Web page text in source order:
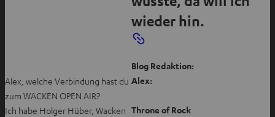
wieder hin.
Blog Redaktion:
Alex, welche Verbindung hast du
zum WACKEN OPEN AIR?
Alex:
Ich habe Holger Hüber, Wacken Throne of Rock